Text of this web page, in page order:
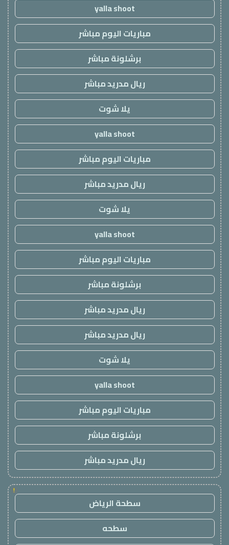
yalla shoot
مباريات اليوم مباشر
برشلونة مباشر
ريال مدريد مباشر
يلا شوت
yalla shoot
مباريات اليوم مباشر
ريال مدريد مباشر
يلا شوت
yalla shoot
مباريات اليوم مباشر
برشلونة مباشر
ريال مدريد مباشر
ريال مدريد مباشر
يلا شوت
yalla shoot
مباريات اليوم مباشر
برشلونة مباشر
ريال مدريد مباشر
!
سطحة الرياض
سطحه